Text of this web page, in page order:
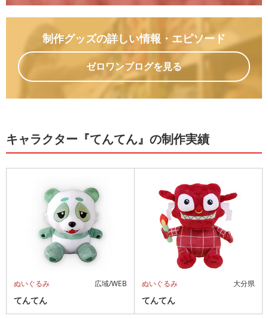
制作グッズの詳しい情報 ・エピソード
ゼロワンブログを見る
キャラクター『てんてん』の制作実績
ぬいぐるみ 広域/WEB
てんてん
ぬいぐるみ 大分県
てんてん